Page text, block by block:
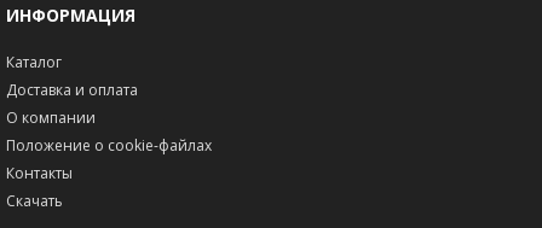
ИНФОРМАЦИЯ
Каталог
Доставка и оплата
О компании
Положение о cookie-файлах
Контакты
Скачать